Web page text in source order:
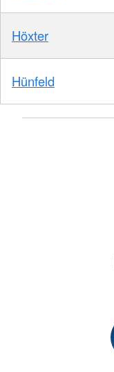
Höxter
Hünfeld